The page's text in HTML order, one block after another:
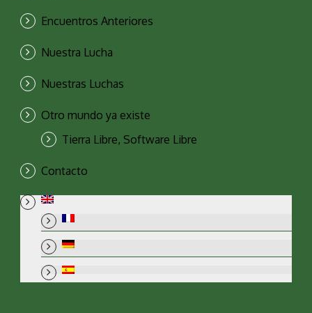
Encuentros Anteriores
Nuestra Lucha
Nuestras Luchas
Otro mundo ya existe
Tierra Libre, Software Libre
Contacto